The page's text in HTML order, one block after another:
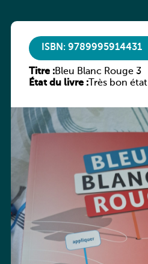
ISBN: 9789995914431
Titre :Bleu Blanc Rouge 3
État du livre :Très bon état